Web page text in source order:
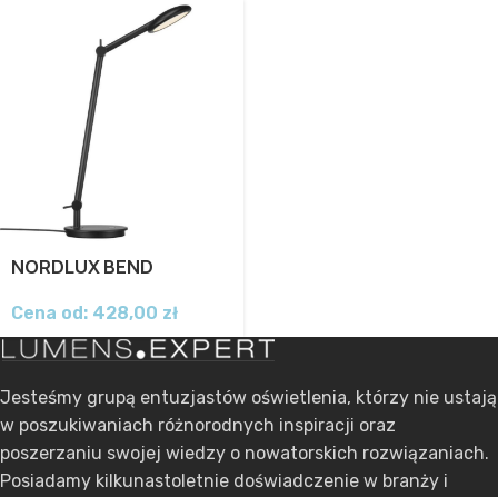
NORDLUX BEND
Cena od: 428,00 zł
Jesteśmy grupą entuzjastów oświetlenia, którzy nie ustają
w poszukiwaniach różnorodnych inspiracji oraz
poszerzaniu swojej wiedzy o nowatorskich rozwiązaniach.
Posiadamy kilkunastoletnie doświadczenie w branży i